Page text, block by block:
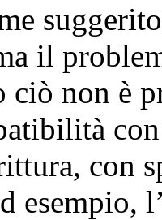
il
ciò non è
con
esempio,